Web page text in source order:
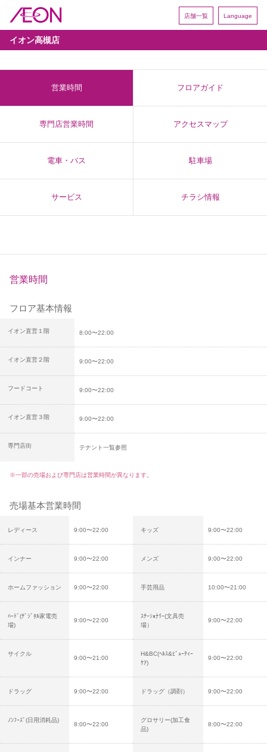
店舗一覧 Language
イオン高槻店
営業時間 フロアガイド
専門店営業時間 アクセスマップ
電車・バス 駐車場
サービス チラシ情報
営業時間
フロア基本情報
イオン直営１階 8:00〜22:00
イオン直営２階 9:00〜22:00
フードコート 9:00〜22:00
イオン直営３階 9:00〜22:00
専門店街 テナント一覧参照
※一部の売場および専門店は営業時間が異なります。
売場基本営業時間
レディース 9:00〜22:00 キッズ 9:00〜22:00
インナー 9:00〜22:00 メンズ 9:00〜22:00
ホームファッション 9:00〜22:00 手芸用品 10:00〜21:00
ﾊｰﾄﾞ(ﾃﾞｼﾞﾀﾙ家電売
場)
9:00〜22:00
ｽﾃｰｼｮﾅﾘｰ(文具売
場）
9:00〜22:00
サイクル
9:00〜21:00
H&BC(ﾍﾙｽ&ﾋﾞｭｰﾃｨｰ
ｹｱ)
9:00〜22:00
ドラッグ 9:00〜22:00 ドラッグ（調剤） 9:00〜22:00
ﾉﾝﾌｰｽﾞ(日用消耗品)
8:00〜22:00
グロサリー(加工食
品)
8:00〜22:00